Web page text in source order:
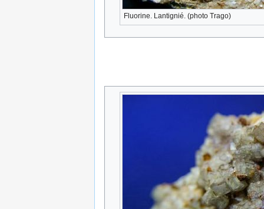
Fluorine. Lantignié. (photo Trago)